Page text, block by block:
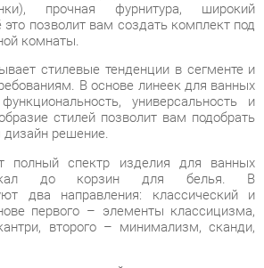
стилевые тенденции в сегменте и
В основе линеек для ванных
универсальность и
стилей позволит вам подобрать
решение.
полный спектр изделия для ванных
до корзин для белья. В
два направления: классический и
второго – минимализм, сканди,
по оптимальной цене, вариативность
в плёнке. Подходит для разных
как просторных, так и компактных